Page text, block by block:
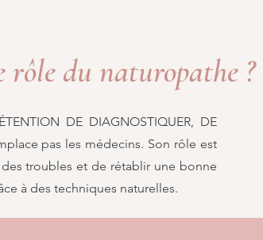
rôle du naturopathe ?
DE DIAGNOSTIQUER, DE
pas les médecins. Son rôle est
troubles et de rétablir une bonne
à des techniques naturelles.